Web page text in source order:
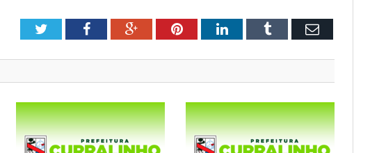
TwitterFacebookGoogle+PinterestLinkedInTumblr Email